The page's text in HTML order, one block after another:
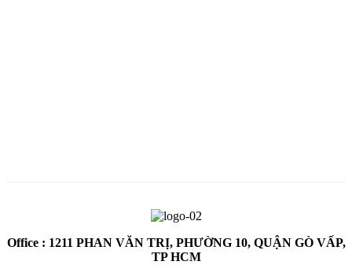
Office : 1211 PHAN VĂN TRỊ, PHƯỜNG 10, QUẬN GÒ VẤP,
TP HCM